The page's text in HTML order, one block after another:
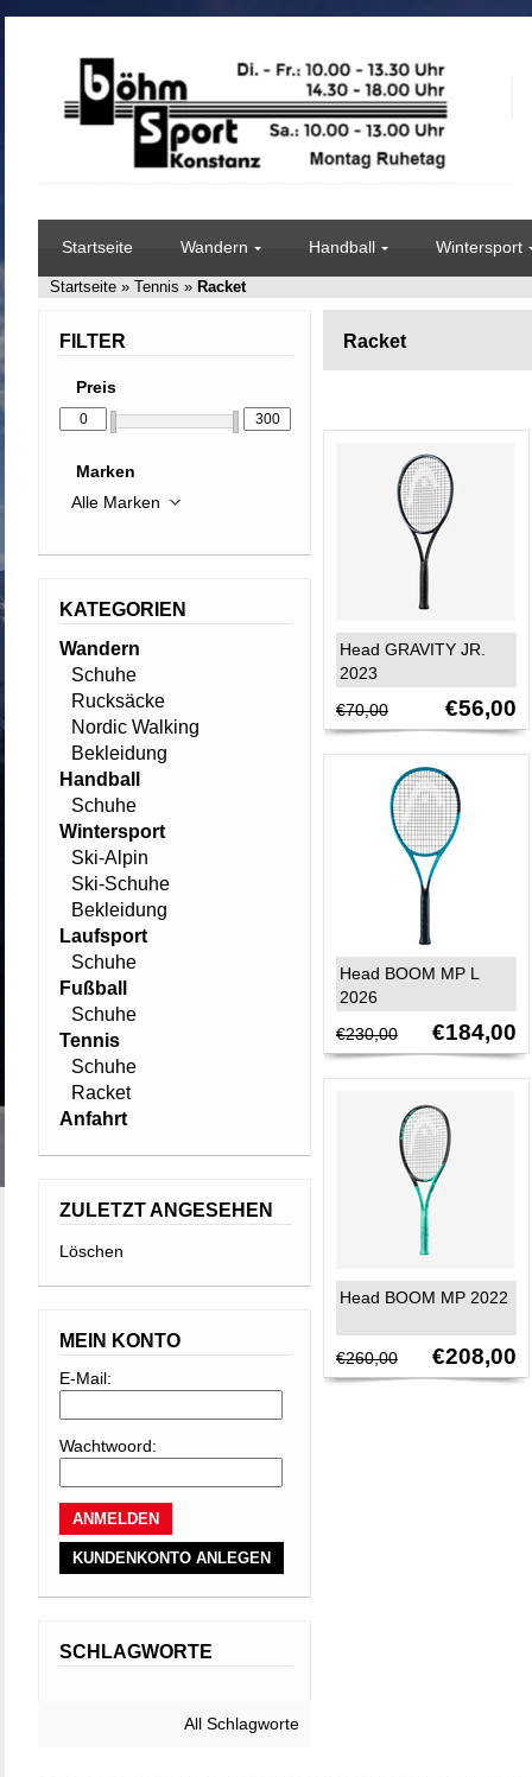
Startseite Wandern Handball Wintersport
Startseite » Tennis » Racket
Racket
Head GRAVITY JR.
2023
€70,00
€56,00
Head BOOM MP L
2026
€230,00
€184,00
Head BOOM MP 2022
€260,00 €208,00
FILTER
Preis
Marken
KATEGORIEN
Wandern
Schuhe
Rucksäcke
Nordic Walking
Bekleidung
Handball
Schuhe
Wintersport
Ski-Alpin
Ski-Schuhe
Bekleidung
Laufsport
Schuhe
Fußball
Schuhe
Tennis
Schuhe
Racket
Anfahrt
ZULETZT ANGESEHEN
Löschen
MEIN KONTO
E-Mail:
Wachtwoord:
KUNDENKONTO ANLEGEN
SCHLAGWORTE
All Schlagworte